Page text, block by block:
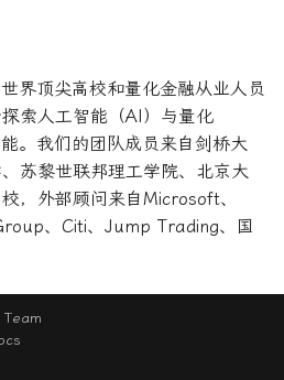
界顶尖高校和量化金融从业人员
索人工智能（AI）与量化
。我们的团队成员来自剑桥大
苏黎世联邦理工学院、北京大
，外部顾问来自Microsoft、
、Citi、Jump Trading、国